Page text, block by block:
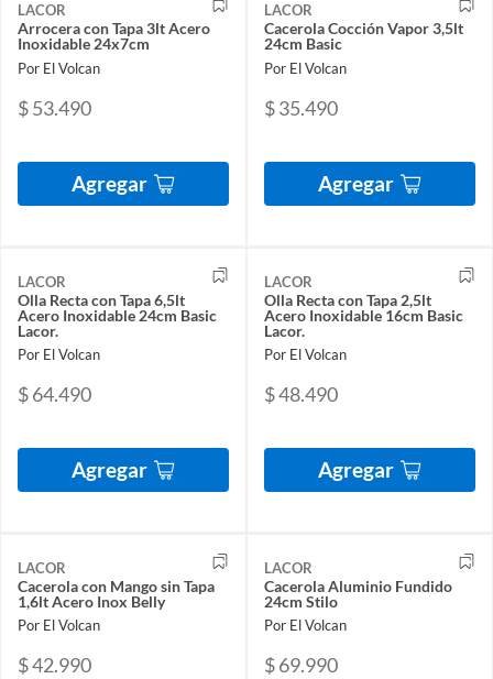
LACOR
Arrocera con Tapa 3lt Acero
Inoxidable 24x7cm
Por El Volcan
$ 53.490
Agregar
LACOR
Cacerola Cocción Vapor 3,5lt
24cm Basic
Por El Volcan
$ 35.490
Agregar
LACOR
Olla Recta con Tapa 6,5lt
Acero Inoxidable 24cm Basic
Lacor.
Por El Volcan
$ 64.490
Agregar
LACOR
Olla Recta con Tapa 2,5lt
Acero Inoxidable 16cm Basic
Lacor.
Por El Volcan
$ 48.490
Agregar
LACOR
Cacerola con Mango sin Tapa
1,6lt Acero Inox Belly
Por El Volcan
$ 42.990
LACOR
Cacerola Aluminio Fundido
24cm Stilo
Por El Volcan
$ 69.990